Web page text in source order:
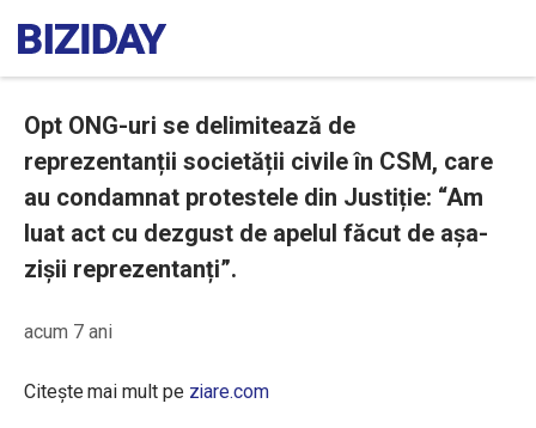
Opt ONG-uri se delimitează de
reprezentanții societății civile în CSM, care
au condamnat protestele din Justiție: “Am
luat act cu dezgust de apelul făcut de așa-
zișii reprezentanți”.
acum 7 ani
Citește mai mult pe ziare.com